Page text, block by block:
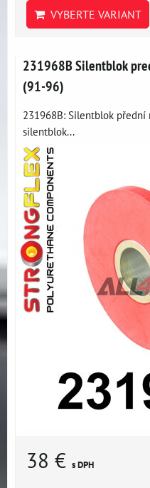
VYBERTE VARIANT
231968B Silentblok
(91-96)
231968B: Silentblok přední
silentblok...
38 € s DPH